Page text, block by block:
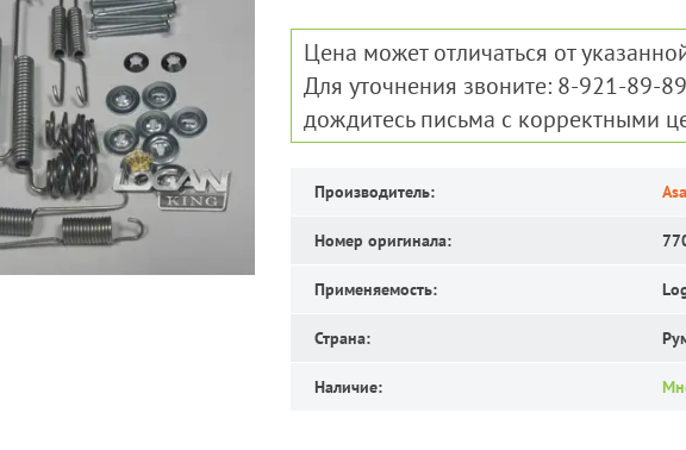
Цена может отличаться от
Для уточнения звоните: 8-921-89-
дождитесь письма с корректными
Производитель:
Номер оригинала:
Применяемость:
Страна:
Наличие: